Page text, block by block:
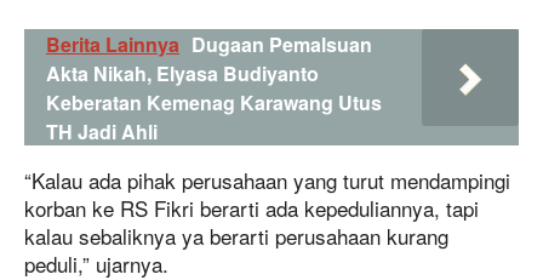
Berita Lainnya Dugaan Pemalsuan
Akta Nikah, Elyasa Budiyanto
Keberatan Kemenag Karawang Utus
TH Jadi Ahli
“Kalau ada pihak perusahaan yang turut mendampingi
korban ke RS Fikri berarti ada kepeduliannya, tapi
kalau sebaliknya ya berarti perusahaan kurang
peduli,” ujarnya.